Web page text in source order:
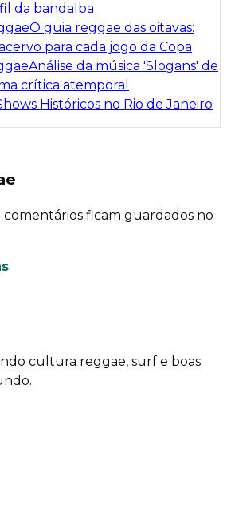
da bandaIba
O guia reggae das oitavas:
para cada jogo da Copa
Análise da música 'Slogans' de
crítica atemporal
Históricos no Rio de Janeiro
comentários ficam guardados no
cultura reggae, surf e boas